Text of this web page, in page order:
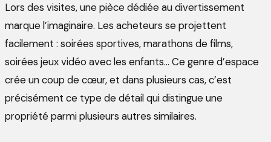
Lors des visites, une pièce dédiée au divertissement
marque l’imaginaire. Les acheteurs se projettent
facilement : soirées sportives, marathons de films,
soirées jeux vidéo avec les enfants… Ce genre d’espace
crée un coup de cœur, et dans plusieurs cas, c’est
précisément ce type de détail qui distingue une
propriété parmi plusieurs autres similaires.